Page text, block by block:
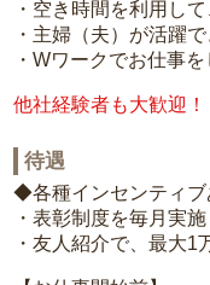
・空き時間を利用し
・主婦（夫）が活躍
・Wワークでお仕事を
他社経験者も大歓迎！
待遇
◆各種インセンティブ
・表彰制度を毎月実
・友人紹介で、最大